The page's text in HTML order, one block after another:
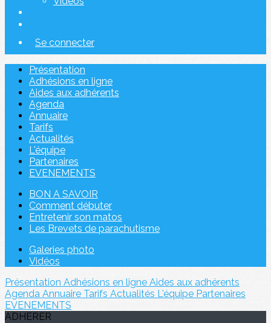
Se connecter
Présentation
Adhésions en ligne
Aides aux adhérents
Agenda
Annuaire
Tarifs
Actualités
L'équipe
Partenaires
EVENEMENTS
BON A SAVOIR
Comment débuter
Entretenir son matos
Les Brevets de parachutisme
Galeries photo
Vidéos
Présentation Adhésions en ligne Aides aux adhérents
Agenda Annuaire Tarifs Actualités L'équipe Partenaires
EVENEMENTS
ADHERER